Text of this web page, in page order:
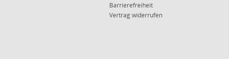
Barrierefreiheit
Vertrag widerrufen